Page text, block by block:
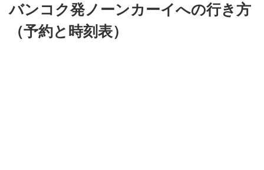
バンコク発ノーンカーイへの行き方
（予約と時刻表）